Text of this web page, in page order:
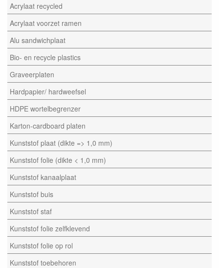
Acrylaat recycled
Acrylaat voorzet ramen
Alu sandwichplaat
Bio- en recycle plastics
Graveerplaten
Hardpapier/ hardweefsel
HDPE wortelbegrenzer
Karton-cardboard platen
Kunststof plaat (dikte => 1,0 mm)
Kunststof folie (dikte < 1,0 mm)
Kunststof kanaalplaat
Kunststof buis
Kunststof staf
Kunststof folie zelfklevend
Kunststof folie op rol
Kunststof toebehoren